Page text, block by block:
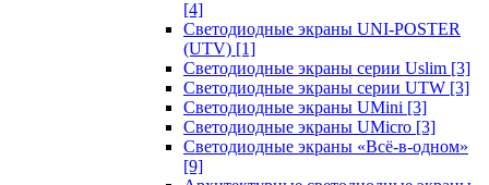
[4]
Светодиодные экраны UNI-POSTER
(UTV) [1]
Светодиодные экраны серии Uslim [3]
Светодиодные экраны серии UTW [3]
Светодиодные экраны UMini [3]
Светодиодные экраны UMicro [3]
Светодиодные экраны «Всё-в-одном»
[9]